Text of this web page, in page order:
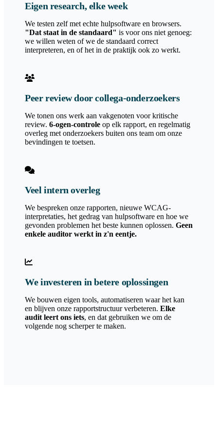
Eigen research, elke week
We testen zelf met echte hulpsoftware en browsers.
"Dat staat in de standaard" is voor ons niet genoeg:
we willen weten of we de standaard correct
interpreteren, en of het in de praktijk ook zo werkt.
Peer review door collega-onderzoekers
We tonen ons werk aan vakgenoten voor kritische
review.6-ogen-controle op elk rapport, en regelmatig
overleg met onderzoekers buiten ons team om onze
bevindingen te toetsen.
Veel intern overleg
We bespreken onze rapporten, nieuwe WCAG-
interpretaties, het gedrag van hulpsoftware en hoe we
gevonden problemen het beste kunnen oplossen.Geen
enkele auditor werkt in z'n eentje.
We investeren in betere oplossingen
We bouwen eigen tools, automatiseren waar het kan
en blijven onze rapportstructuur verbeteren.Elke
audit leert ons iets, en dat gebruiken we om de
volgende nog scherper te maken.